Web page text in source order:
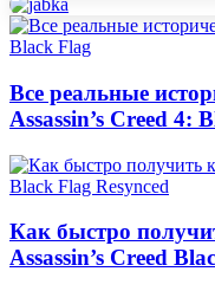
Все реальные
Assassin’s Creed 4:
Как быстро
Assassin’s Creed